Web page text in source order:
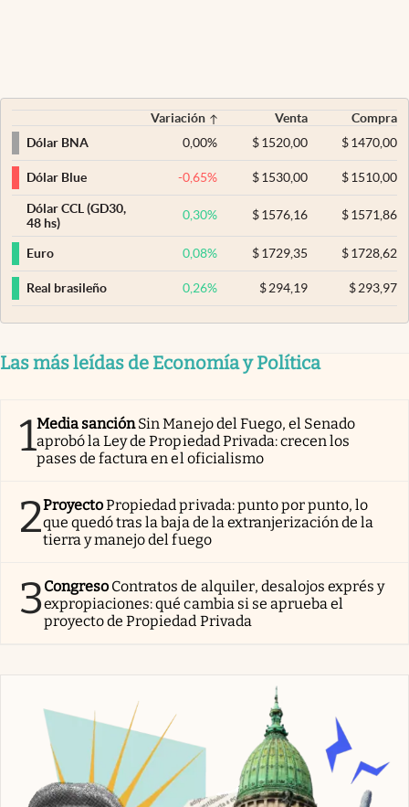
Variación Venta
Compra
Dólar BNA
0,00% $ 1520,00 $1470,00
Dólar Blue -0,65% $ 1530,00 $1510,00
Dólar CCL (GD30,
48 hs)
0,30% $ 1576,16 $1571,86
Euro 0,08% $ 1729,35 $1728,62
Real brasileño 0,26% $ 294,19 $293,97
Las más leídas de Economía y Política
1Media sanciónSin Manejo del Fuego, el Senado
aprobó la Ley de Propiedad Privada: crecen los
pases de factura en el oficialismo
2ProyectoPropiedad privada: punto por punto, lo
que quedó tras la baja de la extranjerización de la
tierra y manejo del fuego
3Congreso Contratos de alquiler, desalojos exprés y
expropiaciones: qué cambia si se aprueba el
proyecto de Propiedad Privada